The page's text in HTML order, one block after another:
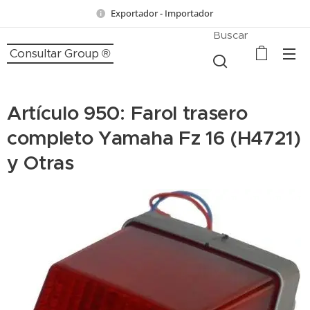
Exportador - Importador
Consultar Group ®
Buscar
Artículo 950: Farol trasero
completo Yamaha Fz 16 (H4721)
y Otras